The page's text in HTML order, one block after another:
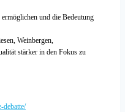
und die Bedeutung
Weinbergen,
stärker in den Fokus zu
debatte/